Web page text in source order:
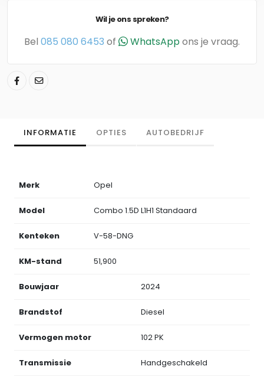
Wil je ons spreken?
Bel 085 080 6453 of WhatsAppons je vraag.
INFORMATIE OPTIES AUTOBEDRIJF
Merk Opel
Model Combo 1.5D L1H1 Standaard
Kenteken V-58-DNG
KM-stand 51,900
Bouwjaar 2024
Brandstof Diesel
Vermogen motor 102 PK
Transmissie Handgeschakeld